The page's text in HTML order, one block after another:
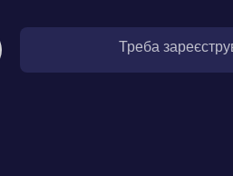
Треба